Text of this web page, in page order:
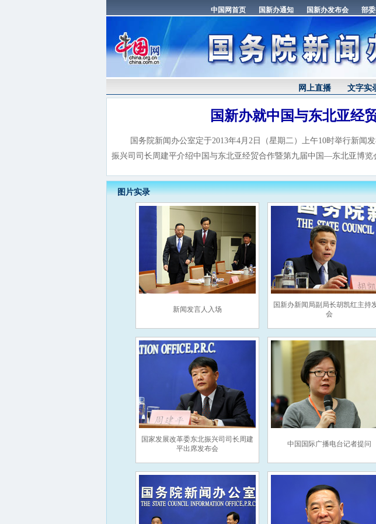
网上直播 文字实
国新办就中国与东北亚经
国务院新闻办公室定于2013年4月2日（星期二）上午10时举行新闻
振兴司司长周建平介绍中国与东北亚经贸合作暨第九届中国—东北亚博
图片实录
新闻发言人入场
国新办新闻局副局长胡凯红主持
会
国家发展改革委东北振兴司司长周建
平出席发布会
中国国际广播电台记者提问